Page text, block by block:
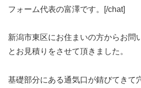
フォーム代表の富澤です。[/chat]
新潟市東区にお住まいの方からお問
とお見積りをさせて頂きました。
基礎部分にある通気口が錆びてきて